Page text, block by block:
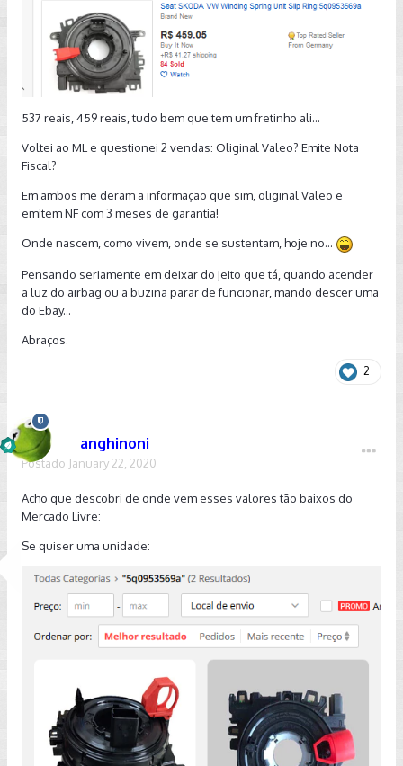
537 reais, 459 reais, tudo bem que tem um fretinho ali...
Voltei ao ML e questionei 2 vendas: Oliginal Valeo? Emite Nota
Fiscal?
Em ambos me deram a informação que sim, oliginal Valeo e
emitem NF com 3 meses de garantia!
Onde nascem, como vivem, onde se sustentam, hoje no...
Pensando seriamente em deixar do jeito que tá, quando acender
a luz do airbag ou a buzina parar de funcionar, mando descer uma
do Ebay...
Abraços.
2
anghinoni
Postado January 22, 2020
Acho que descobri de onde vem esses valores tão baixos do
Mercado Livre:
Se quiser uma unidade: